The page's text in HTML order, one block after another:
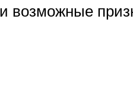
возможные